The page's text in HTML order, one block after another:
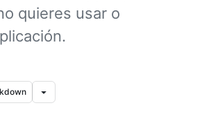
quieres usar o